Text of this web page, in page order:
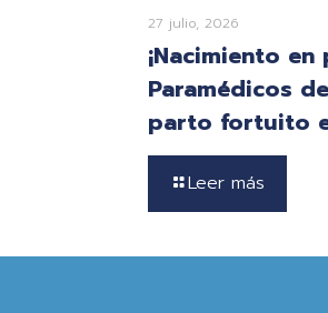
27 julio, 2026
¡Nacimiento en
Paramédicos
parto fortuito
Leer más